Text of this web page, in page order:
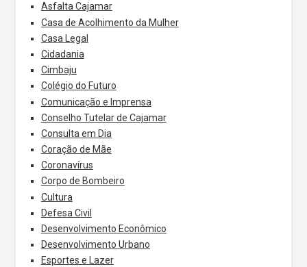
Asfalta Cajamar
Casa de Acolhimento da Mulher
Casa Legal
Cidadania
Cimbaju
Colégio do Futuro
Comunicação e Imprensa
Conselho Tutelar de Cajamar
Consulta em Dia
Coração de Mãe
Coronavírus
Corpo de Bombeiro
Cultura
Defesa Civil
Desenvolvimento Econômico
Desenvolvimento Urbano
Esportes e Lazer